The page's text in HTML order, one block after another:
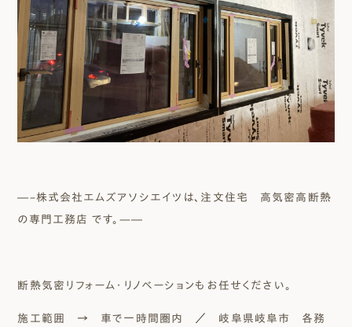
―–株式会社エムズアソシエイツは、注文住宅 高気密高断熱
の専門工務店 です。—―
断熱気密リフォーム・リノベーションもお任せください。
施工範囲 → 車で一時間圏内 ／ 岐阜県岐阜市 各務